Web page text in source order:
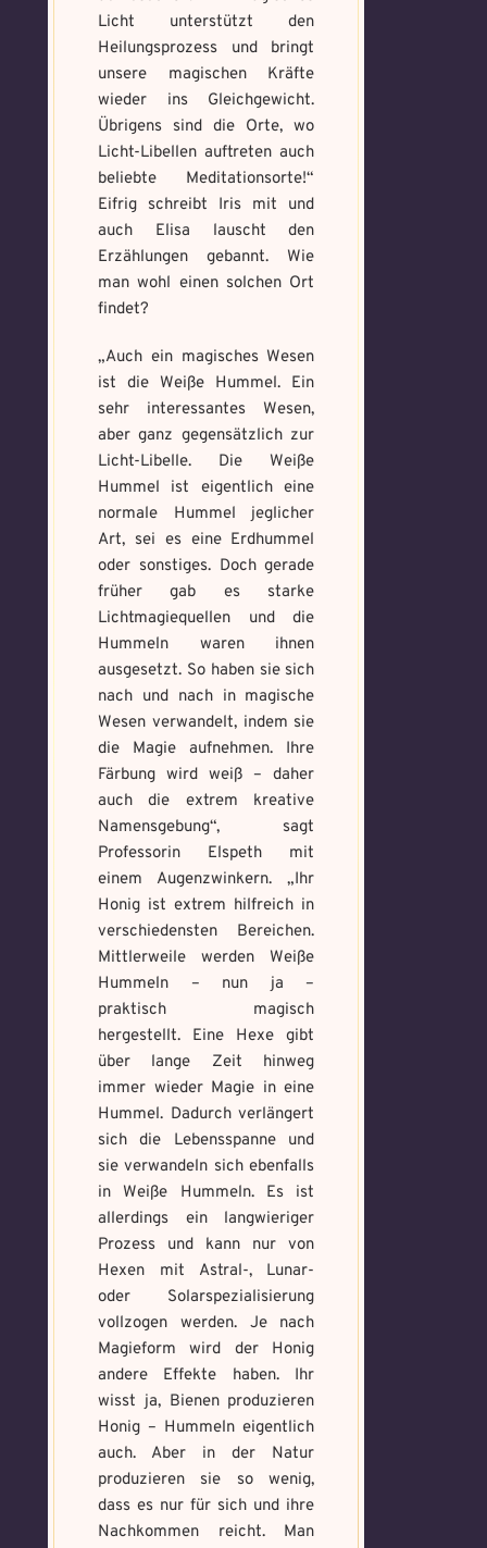
Licht unterstützt den
Heilungsprozess und bringt
unsere magischen Kräfte
wieder ins Gleichgewicht.
Übrigens sind die Orte, wo
Licht-Libellen auftreten auch
beliebte Meditationsorte!“
Eifrig schreibt Iris mit und
auch Elisa lauscht den
Erzählungen gebannt. Wie
man wohl einen solchen Ort
findet?
„Auch ein magisches Wesen
ist die Weiße Hummel. Ein
sehr interessantes Wesen,
aber ganz gegensätzlich zur
Licht-Libelle. Die Weiße
Hummel ist eigentlich eine
normale Hummel jeglicher
Art, sei es eine Erdhummel
oder sonstiges. Doch gerade
früher gab es starke
Lichtmagiequellen und die
Hummeln waren ihnen
ausgesetzt. So haben sie sich
nach und nach in magische
Wesen verwandelt, indem sie
die Magie aufnehmen. Ihre
Färbung wird weiß – daher
auch die extrem kreative
Namensgebung“, sagt
Professorin Elspeth mit
einem Augenzwinkern. „Ihr
Honig ist extrem hilfreich in
verschiedensten Bereichen.
Mittlerweile werden Weiße
Hummeln – nun ja –
praktisch magisch
hergestellt. Eine Hexe gibt
über lange Zeit hinweg
immer wieder Magie in eine
Hummel. Dadurch verlängert
sich die Lebensspanne und
sie verwandeln sich ebenfalls
in Weiße Hummeln. Es ist
allerdings ein langwieriger
Prozess und kann nur von
Hexen mit Astral-, Lunar-
oder Solarspezialisierung
vollzogen werden. Je nach
Magieform wird der Honig
andere Effekte haben. Ihr
wisst ja, Bienen produzieren
Honig – Hummeln eigentlich
auch. Aber in der Natur
produzieren sie so wenig,
dass es nur für sich und ihre
Nachkommen reicht. Man
Voraussetzung:
Magische
Artefakte
Benutzername *
Wo gefunden? *
Wie bist du darauf
aufmerksam geworden
und wie bannst du es?
*
Schreibe eine Geschichte mit mind.
500 Zeichen.
Mandala senden
Max file size: 9.08 MB. | Allowed file
types: gif,jpeg,png,jpg,pdf | Min
number of file: 1
Absenden
Wähle ein beliebiges
Mandala und male es
aus um den Fluch zu
Weitere Mandala findest du
hier:
https://mondaymandala.com/m/
Voraussetzung:5.
Verteidigungsstunde
Benutzername
Wo gefunden?
Wie fängst du die Chaos
Magie ein? *
Bitte schreibe eine kleine Geschichte
mit mind. 500 Zeichen.
Memory Screenshot
senden
Max file size: 9.08 MB. | Allowed file
types: gif,jpeg,png,jpg,pdf | Min
number of file: 1
Datei wählen
Absenden
Du hast einen Gegenstand gefunden!
nur mit, wenn du ihn wirklich benötigst.
Benutzername *
Welches Item und für welche
Aufgabe?